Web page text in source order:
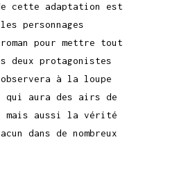
cette adaptation est
personnages
pour mettre tout
deux protagonistes
à la loupe
qui aura des airs de
mais aussi la vérité
dans de nombreux